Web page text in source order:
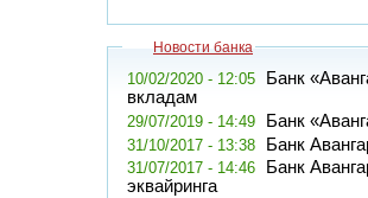
Новости банка
10/02/2020 - 12:05
Банк
вкладам
29/07/2019 - 14:49 Банк
31/10/2017 - 13:38 Банк
31/07/2017 - 14:46
Банк
эквайринга